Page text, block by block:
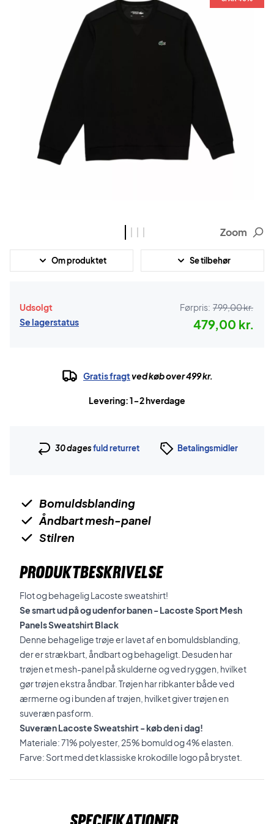
Zoom
Om produktet Se tilbehør
Udsolgt
Se lagerstatus
Førpris: 799,00 kr.
479,00 kr.
Gratis fragtved køb over 499 kr.
Levering: 1-2 hverdage
30 dagesfuld returret Betalingsmidler
Bomuldsblanding
Åndbart mesh-panel
Stilren
PRODUKTBESKRIVELSE
Flot og behagelig Lacoste sweatshirt!
Se smart ud på og udenfor banen - Lacoste Sport Mesh
Panels Sweatshirt Black
Denne behagelige trøje er lavet af en bomuldsblanding,
der er strækbart, åndbart og behageligt. Desuden har
trøjen et mesh-panel på skulderne og ved ryggen, hvilket
gør trøjen ekstra åndbar. Trøjen har ribkanter både ved
ærmerne og i bunden af trøjen, hvilket giver trøjen en
suveræn pasform.
Suveræn Lacoste Sweatshirt - køb den i dag!
Materiale: 71% polyester, 25% bomuld og 4% elasten.
Farve: Sort med det klassiske krokodille logo på brystet.